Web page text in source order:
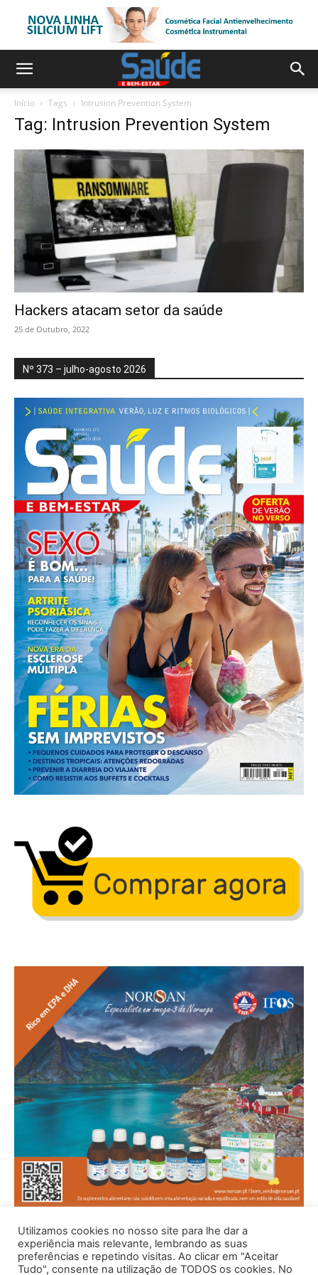
Início Tags Intrusion Prevention System
Tag: Intrusion Prevention System
Hackers atacam setor da saúde
25 de Outubro, 2022
Nº 373 – julho-agosto 2026
Utilizamos cookies no nosso site para lhe dar a
experiência mais relevante, lembrando as suas
preferências e repetindo visitas. Ao clicar em "Aceitar
Tudo", consente na utilização de TODOS os cookies. No